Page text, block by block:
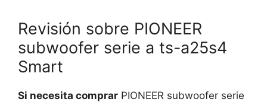
Revisión sobre PIONEER
subwoofer serie a ts-a25s4
Smart
Si necesita comprar PIONEER subwoofer serie